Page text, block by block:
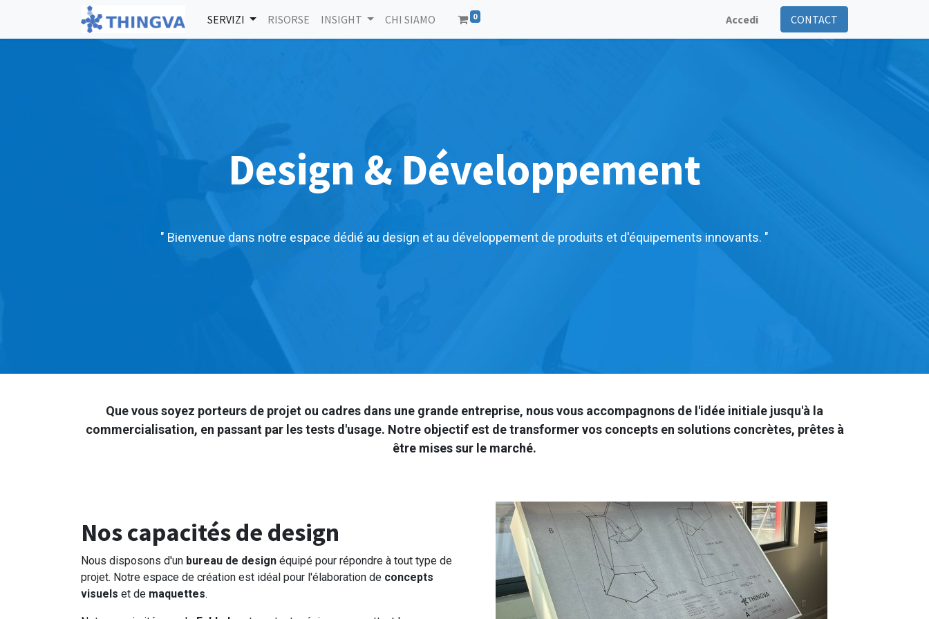
SERVIZI RISORSE INSIGHT CHI SIAMO 0 Accedi CONTACT
Design & Développement
" Bienvenue dans notre espace dédié au design et au développement de produits et d'équipements innovants. "
Que vous soyez porteurs de projet ou cadres dans une grande entreprise, nous vous accompagnons de l'idée initiale jusqu'à la
commercialisation, en passant par les tests d'usage. Notre objectif est de transformer vos concepts en solutions concrètes, prêtes à
être mises sur le marché.
Nos capacités de design
Nous disposons d'un bureau de design équipé pour répondre à tout type de
projet. Notre espace de création est idéal pour l'élaboration de concepts
visuels et de maquettes.